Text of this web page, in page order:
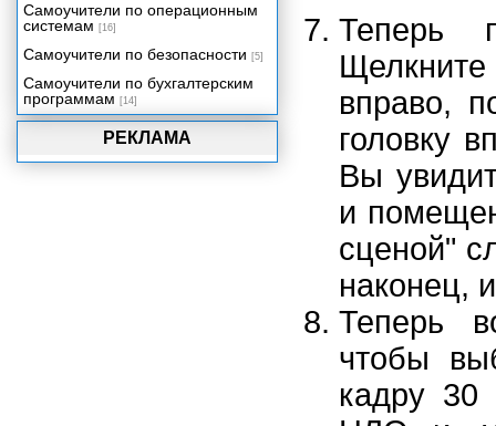
Теперь
Щелкните
вправо,
головку
Вы
и
сценой"
наконец,
Теперь
чтобы
кадру 30
РЕКЛАМА
Самоучители по операционным
системам [16]
Самоучители по безопасности [5]
Самоучители по бухгалтерским
программам [14]